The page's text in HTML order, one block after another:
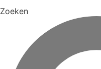
Zoeken